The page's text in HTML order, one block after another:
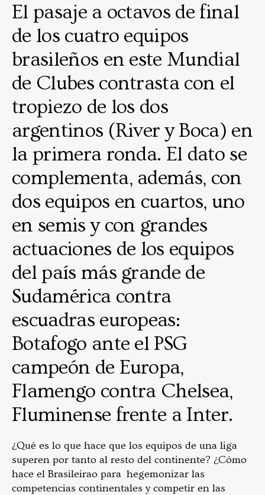
El pasaje a octavos de final
de los cuatro equipos
brasileños en este Mundial
de Clubes contrasta con el
tropiezo de los dos
argentinos (River y Boca) en
la primera ronda. El dato se
complementa, además, con
dos equipos en cuartos, uno
en semis y con grandes
actuaciones de los equipos
del país más grande de
Sudamérica contra
escuadras europeas:
Botafogo ante el PSG
campeón de Europa,
Flamengo contra Chelsea,
Fluminense frente a Inter.
¿Qué es lo que hace que los equipos de una liga
superen por tanto al resto del continente? ¿Cómo
hace el Brasileirao para hegemonizar las
competencias continentales y competir en las